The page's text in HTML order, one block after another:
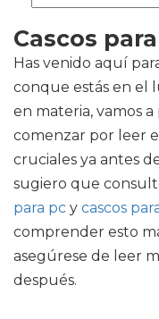
Cascos
Has venido aquí
conque estás en el
en materia, vamos
comenzar por leer
cruciales ya antes
sugiero que
para pc y cascos
comprender esto
asegúrese de leer
después.